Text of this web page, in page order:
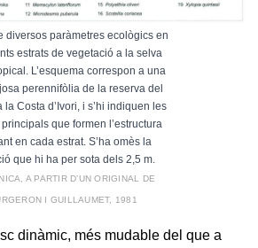
diversos paràmetres ecològics en
estrats de vegetació a la selva
L’esquema correspon a una
perennifòlia de la reserva del
la Costa d’Ivori, i s’hi indiquen les
que formen l’estructura
en cada estrat. S’ha omès la
que hi ha per sota dels 2,5 m.
A PARTIR D’UN ORIGINAL DE
I GUILLAUMET, 1981
dinàmic, més mudable del que a